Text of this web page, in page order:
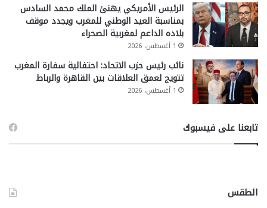
الرئيس الأمريكي يهنئ الملك محمد السادس
بمناسبة العيد الوطني للمغرب ويجدد موقف
بلاده الداعم لمغربية الصحراء
1 أغسطس، 2026
نائب رئيس حزب الاتحاد: احتفالية سفارة المغرب
تتويج لعمق العلاقات بين القاهرة والرباط
1 أغسطس، 2026
تابعنا على فيسبوك
الطقس